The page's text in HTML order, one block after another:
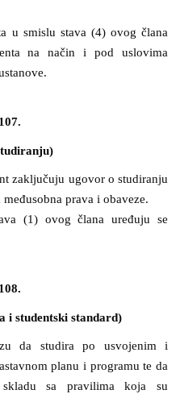
u smislu stava (4) ovog člana
na način i pod uslovima
zaključuju ugovor o studiranju
prava i obaveze.
(1) ovog člana uređuju se
i studentski standard)
da studira po usvojenim i
planu i programu te da
sa pravilima koja su